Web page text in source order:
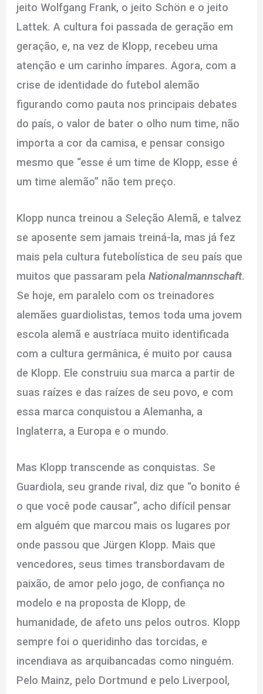
jeito Wolfgang Frank, o jeito Schön e o jeito
Lattek. A cultura foi passada de geração em
geração, e, na vez de Klopp, recebeu uma
atenção e um carinho ímpares. Agora, com a
crise de identidade do futebol alemão
figurando como pauta nos principais debates
do país, o valor de bater o olho num time, não
importa a cor da camisa, e pensar consigo
mesmo que “esse é um time de Klopp, esse é
um time alemão” não tem preço.
Klopp nunca treinou a Seleção Alemã, e talvez
se aposente sem jamais treiná-la, mas já fez
mais pela cultura futebolística de seu país que
muitos que passaram pelaNationalmannschaft.
Se hoje, em paralelo com os treinadores
alemães guardiolistas, temos toda uma jovem
escola alemã e austríaca muito identificada
com a cultura germânica, é muito por causa
de Klopp. Ele construiu sua marca a partir de
suas raízes e das raízes de seu povo, e com
essa marca conquistou a Alemanha, a
Inglaterra, a Europa e o mundo.
Mas Klopp transcende as conquistas. Se
Guardiola, seu grande rival, diz que “o bonito é
o que você pode causar”, acho difícil pensar
em alguém que marcou mais os lugares por
onde passou que Jürgen Klopp. Mais que
vencedores, seus times transbordavam de
paixão, de amor pelo jogo, de confiança no
modelo e na proposta de Klopp, de
humanidade, de afeto uns pelos outros. Klopp
sempre foi o queridinho das torcidas, e
incendiava as arquibancadas como ninguém.
Pelo Mainz, pelo Dortmund e pelo Liverpool,